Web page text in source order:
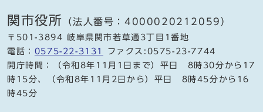
関市役所 （法人番号：4000020212059）
〒501-3894 岐阜県関市若草通3丁目1番地
電話： 0575-22-3131
ファクス:0575-23-7744
開庁時間：（令和8年11月1日まで）平日 8時30分から17
時15分、（令和8年11月2日から）平日 8時45分から16
時45分